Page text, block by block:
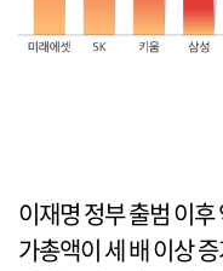
이재명 정부 출범 이
가총액이 세 배 이상